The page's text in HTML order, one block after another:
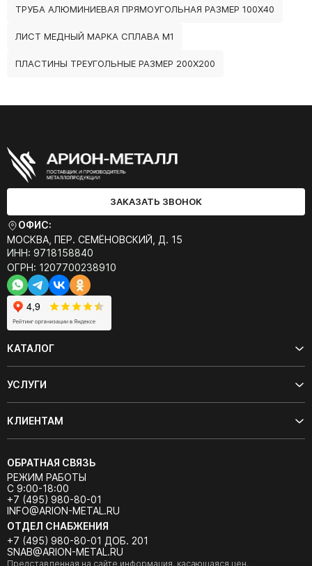
ТРУБА АЛЮМИНИЕВАЯ ПРЯМОУГОЛЬНАЯ РАЗМЕР 100Х40
ЛИСТ МЕДНЫЙ МАРКА СПЛАВА М1
ПЛАСТИНЫ ТРЕУГОЛЬНЫЕ РАЗМЕР 200Х200
ЗАКАЗАТЬ ЗВОНОК
ОФИС:
МОСКВА, ПЕР. СЕМЁНОВСКИЙ, Д. 15
ИНН: 9718158840
ОГРН: 1207700238910
КАТАЛОГ
УСЛУГИ
КЛИЕНТАМ
ОБРАТНАЯ СВЯЗЬ
РЕЖИМ РАБОТЫ
С 9:00-18:00
+7 (495) 980-80-01
INFO@ARION-METAL.RU
ОТДЕЛ СНАБЖЕНИЯ
+7 (495) 980-80-01 ДОБ. 201
SNAB@ARION-METAL.RU
Представленная на сайте информация, касающаяся цен,